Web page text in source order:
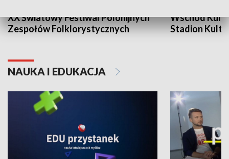
XX Światowy Festiwal Polonijnych
Zespołów Folklorystycznych
Wschód
Stadion
NAUKA I EDUKACJA